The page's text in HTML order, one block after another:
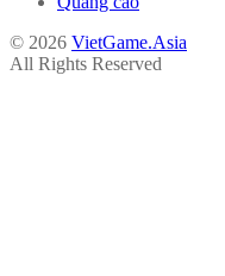
© 2026 VietGame.Asia
All Rights Reserved